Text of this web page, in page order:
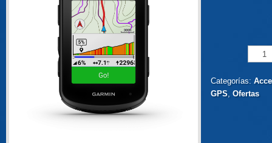
Categorías:
GPS, Ofertas